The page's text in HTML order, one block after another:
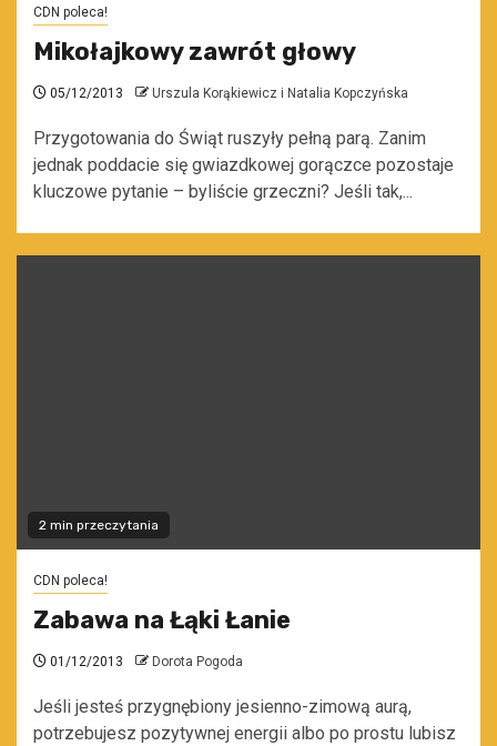
CDN poleca!
Mikołajkowy zawrót głowy
05/12/2013 Urszula Korąkiewicz i Natalia Kopczyńska
Przygotowania do Świąt ruszyły pełną parą. Zanim
jednak poddacie się gwiazdkowej gorączce pozostaje
kluczowe pytanie – byliście grzeczni? Jeśli tak,...
2 min przeczytania
CDN poleca!
Zabawa na Łąki Łanie
01/12/2013 Dorota Pogoda
Jeśli jesteś przygnębiony jesienno-zimową aurą,
potrzebujesz pozytywnej energii albo po prostu lubisz